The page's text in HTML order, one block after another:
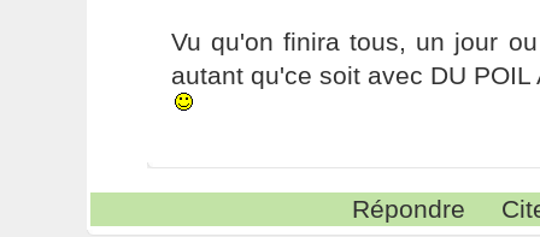
Vu qu'on finira tous, un jour
autant qu'ce soit avec DU POIL
Répondre